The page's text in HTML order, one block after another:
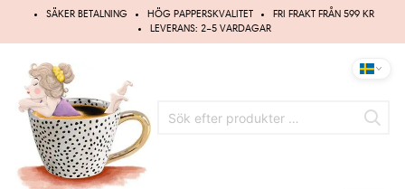
Hoppa
SÄKER BETALNING HÖG PAPPERSKVALITET
FRI FRAKT FRÅN 599 KR
LEVERANS: 2–5 VARDAGAR